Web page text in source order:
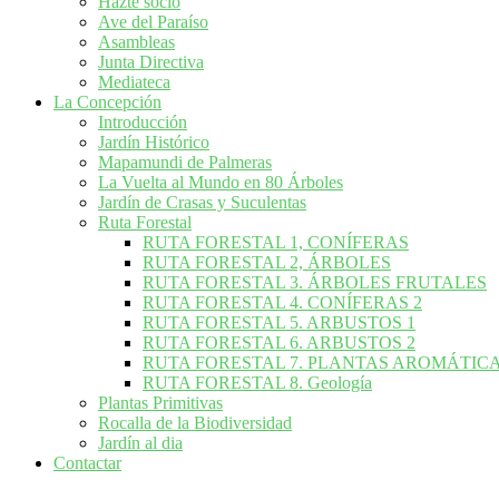
Ave del Paraíso
Asambleas
Junta Directiva
Mediateca
La Concepción
Introducción
Jardín Histórico
Mapamundi de Palmeras
La Vuelta al Mundo en 80 Árboles
Jardín de Crasas y Suculentas
Ruta Forestal
RUTA FORESTAL 1, CONÍFERAS
RUTA FORESTAL 2, ÁRBOLES
RUTA FORESTAL 3. ÁRBOLES FRUTALES
RUTA FORESTAL 4. CONÍFERAS 2
RUTA FORESTAL 5. ARBUSTOS 1
RUTA FORESTAL 6. ARBUSTOS 2
RUTA FORESTAL 7. PLANTAS
RUTA FORESTAL 8. Geología
Plantas Primitivas
Rocalla de la Biodiversidad
Jardín al dia
Contactar